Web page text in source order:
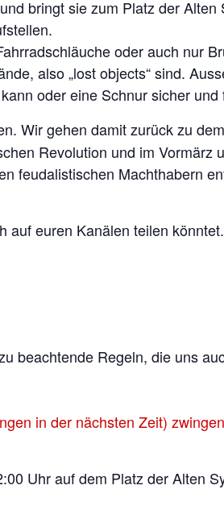
bringt sie zum Platz der
oder auch nur
also „lost objects“ sind.
oder eine Schnur sicher
Wir gehen damit zurück zu
Revolution und im Vormärz
feudalistischen Machthabern
auf euren Kanälen teilen könntet.
beachtende Regeln, die uns
in der nächsten Zeit)
Uhr auf dem Platz der Alten